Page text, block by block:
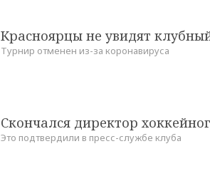
Красноярцы не увидят
Турнир отменен из-за коронавируса
Скончался директор
Это подтвердили в пресс-службе клуба